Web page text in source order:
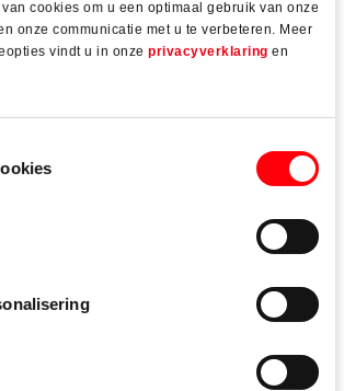
cookies om u een optimaal gebruik van onze
onze communicatie met u te verbeteren. Meer
vindt u in onze privacyverklaring en
gemonteerde toestand zonder de
te maken
gegevens